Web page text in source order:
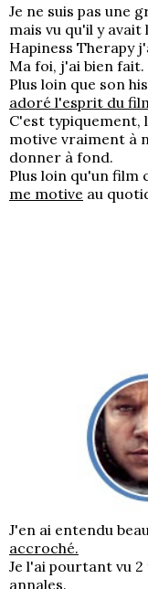
Je ne suis pas une
mais vu qu'il y
Hapiness Therapy
Ma foi, j'ai bien fait.
Plus loin que son
adoré l'esprit du
C'est typiquement,
motive vraiment à
donner à fond.
Plus loin qu'un film
me motive au
J'en ai entendu
accroché.
Je l'ai pourtant vu
annales.